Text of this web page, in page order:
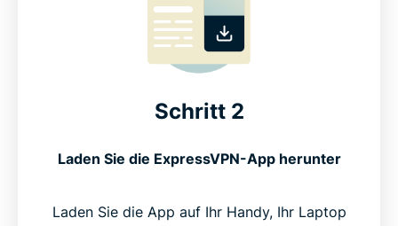
Schritt 2
Laden Sie die ExpressVPN-App herunter
Laden Sie die App auf Ihr Handy, Ihr Laptop